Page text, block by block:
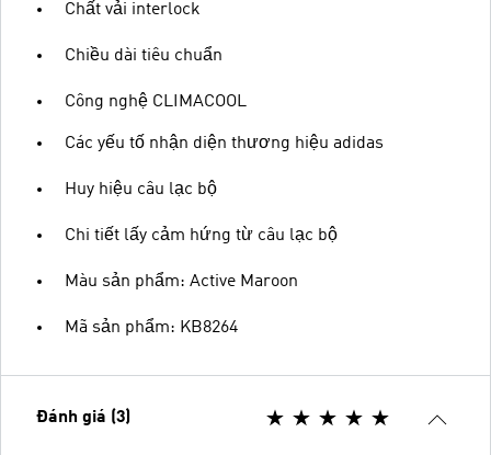
Chất vải interlock
Chiều dài tiêu chuẩn
Công nghệ CLIMACOOL
Các yếu tố nhận diện thương hiệu adidas
Huy hiệu câu lạc bộ
Chi tiết lấy cảm hứng từ câu lạc bộ
Màu sản phẩm: Active Maroon
Mã sản phẩm: KB8264
Đánh giá (3)